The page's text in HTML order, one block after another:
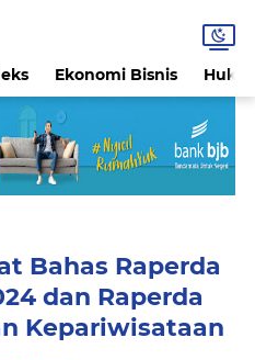
Ekonomi Bisnis
Bahas Raperda
dan Raperda
Kepariwisataan